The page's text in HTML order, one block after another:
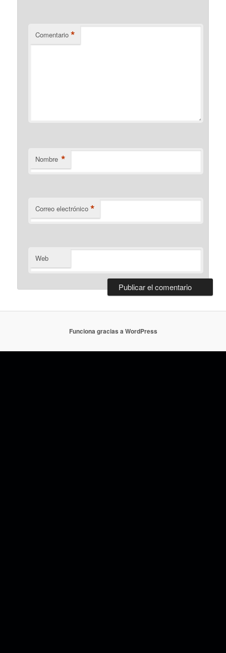
Comentario *
Nombre *
Correo electrónico *
Web
Funciona gracias a WordPress